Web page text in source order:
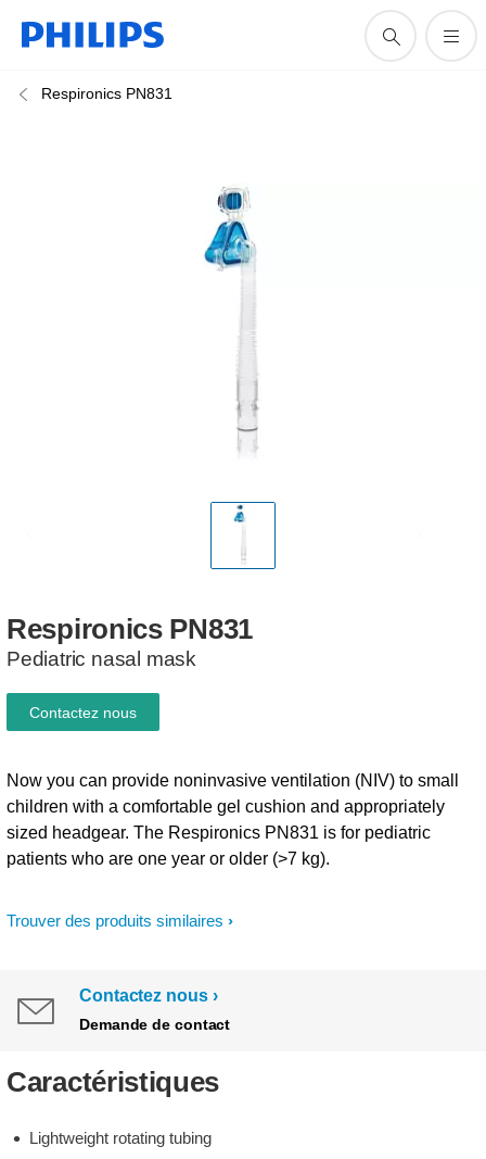
Respironics PN831
Respironics PN831
Pediatric nasal mask
Trouver des produits similaires
Now you can provide noninvasive ventilation (NIV) to small
children with a comfortable gel cushion and appropriately
sized headgear. The Respironics PN831 is for pediatric
patients who are one year or older (>7 kg).
Contactez nous
Contactez nous
Demande de contact
Caractéristiques
Lightweight rotating tubing